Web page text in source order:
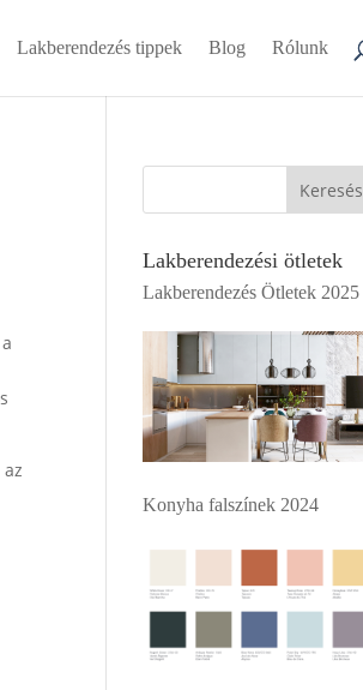
Lakberendezés tippek Blog Rólunk
Keresés
Lakberendezési ötletek
Lakberendezés Ötletek 2025
Konyha falszínek 2024